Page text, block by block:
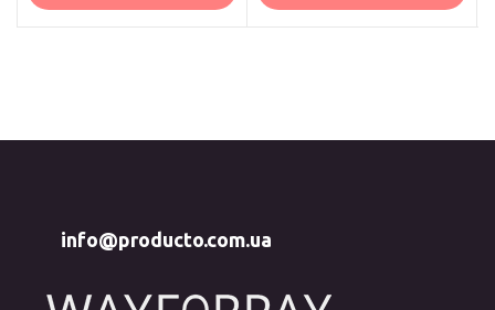
info@producto.com.ua